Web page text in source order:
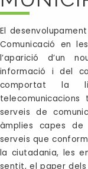
El
Comunicació en
l’aparició d’un
informació i del
comportat la
serveis de
àmplies capes de
serveis que
la ciutadania, les
sentit, el paper